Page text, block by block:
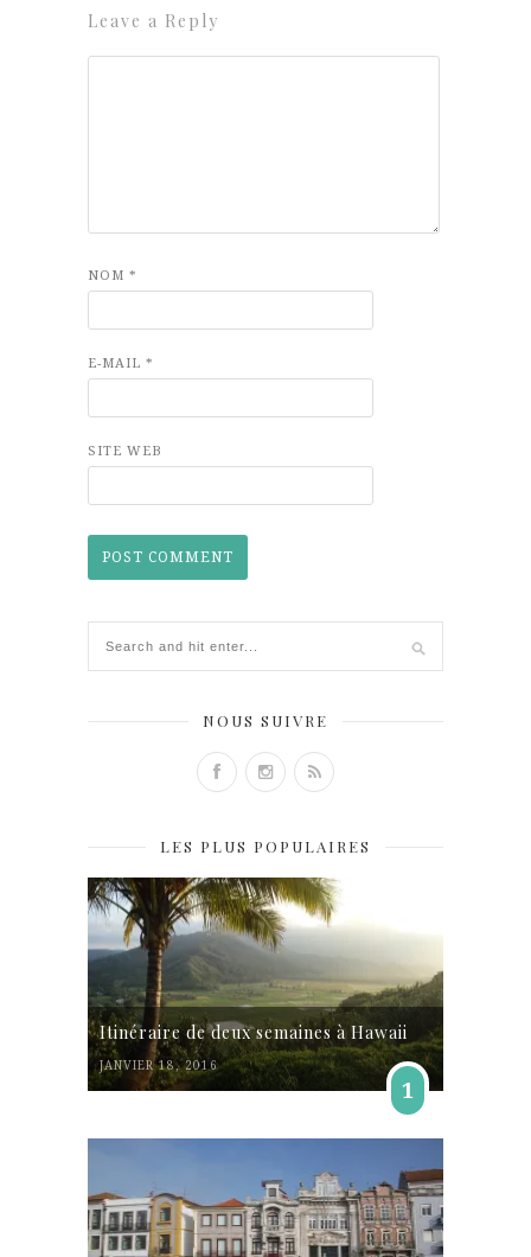
Leave a Reply
NOM *
E-MAIL *
SITE WEB
NOUS SUIVRE
LES PLUS POPULAIRES
Itinéraire de deux semaines à Hawaii
JANVIER 18, 2016
1